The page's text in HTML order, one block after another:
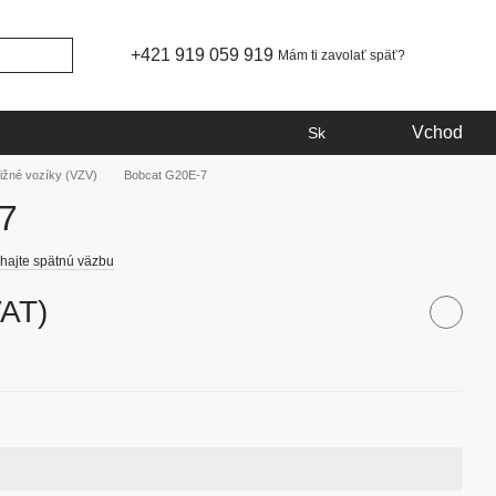
+421 919 059 919 Mám ti zavolať späť?
Sk Vchod
vozíky (VZV) Bobcat G20E-7
spätnú väzbu